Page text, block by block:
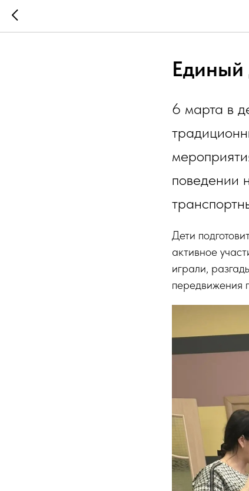
Единый
6 марта в
поведении
Дети
активное
играли,
передвижения